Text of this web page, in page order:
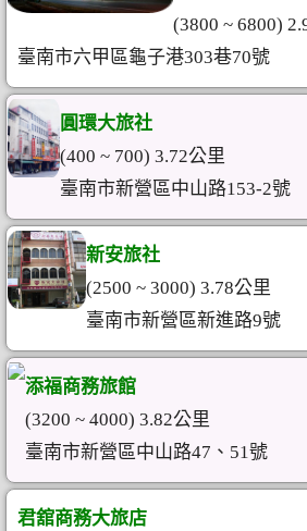
(3800 ~ 6800)
臺南市六甲區龜子港303巷70號
圓環大旅社
(400 ~ 700) 3.72公里
臺南市新營區中山路153-2號
新安旅社
(2500 ~ 3000) 3.78公里
臺南市新營區新進路9號
添福商務旅館
(3200 ~ 4000) 3.82公里
臺南市新營區中山路47、51號
君舘商務大旅店